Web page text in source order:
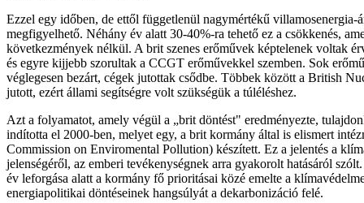
Ezzel egy időben, de ettől függetlenül nagymértékű villamosenergia-
megfigyelhető. Néhány év alatt 30-40%-ra tehető ez a csökkenés,
következmények nélkül. A brit szenes erőművek képtelenek voltak
és egyre kijjebb szorultak a CCGT erőművekkel szemben. Sok
véglegesen bezárt, cégek jutottak csődbe. Többek között a British
jutott, ezért állami segítségre volt szükségük a túléléshez.
Azt a folyamatot, amely végül a „brit döntést" eredményezte,
indította el 2000-ben, melyet egy, a brit kormány által is elismert
Commission on Enviromental Pollution) készített. Ez a jelentés a
jelenségéről, az emberi tevékenységnek arra gyakorolt hatásáról
év leforgása alatt a kormány fő prioritásai közé emelte a
energiapolitikai döntéseinek hangsúlyát a dekarbonizáció felé.